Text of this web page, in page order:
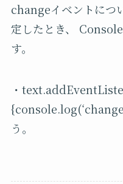
changeイベントにつ
定したとき、
す。
・
う。